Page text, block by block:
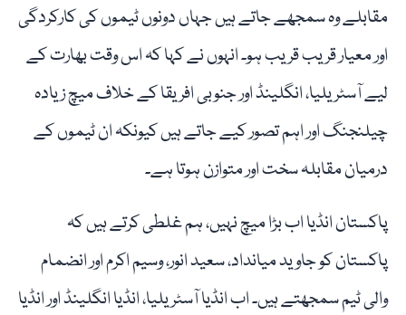
مقابلے وہ سمجھے جاتے ہیں جہاں دونوں ٹیموں کی کارکردگی
اور معیار قریب قریب ہو۔ انہوں نے کہا کہ اس وقت بھارت کے
لیے آسٹریلیا، انگلینڈ اور جنوبی افریقا کے خلاف میچ زیادہ
چیلنجنگ اور اہم تصور کیے جاتے ہیں کیونکہ ان ٹیموں کے
درمیان مقابلہ سخت اور متوازن ہوتا ہے۔
پاکستان انڈیا اب بڑا میچ نہیں، ہم غلطی کرتے ہیں کہ
پاکستان کو جاوید میانداد، سعید انور، وسیم اکرم اور انضمام
والی ٹیم سمجھتے ہیں۔ اب انڈیا آسٹریلیا، انڈیا انگلینڈ اور انڈیا